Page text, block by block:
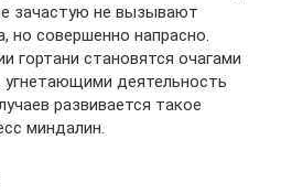
зачастую не вызывают
но совершенно напрасно.
гортани становятся очагами
угнетающими деятельность
развивается такое
миндалин.